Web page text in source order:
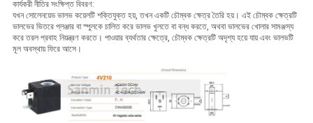
কার্যকরী নীতির সংক্ষিপ্ত বিবরণ:
যখন সোলেনয়েড ভালভ কয়েলটি শক্তিযুক্ত হয়, তখন একটি চৌম্বক ক্ষেত্র তৈরি হয়। এই চৌম্বক ক্ষেত্রটি
ভালভের ভিতরে প্লঞ্জার বা স্পুলকে চালিত করে ভালভ খুলতে বা বন্ধ করতে, অথবা ভালভের খোলার সামঞ্জস্য
করে তরল প্রবাহ নিয়ন্ত্রণ করতে। পাওয়ার ব্যর্থতার ক্ষেত্রে, চৌম্বক ক্ষেত্রটি অদৃশ্য হয়ে যায় এবং ভালভটি
মূল অবস্থায় ফিরে আসে।